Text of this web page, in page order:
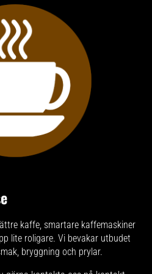
kaffe, smartare kaffemaskiner
lite roligare. Vi bevakar utbudet
bryggning och prylar.